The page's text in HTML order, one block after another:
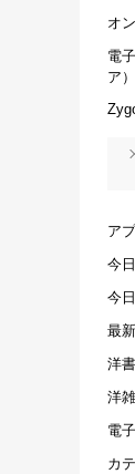
オ
電
ア）
ア
今
今
最
洋書
洋
電
カ